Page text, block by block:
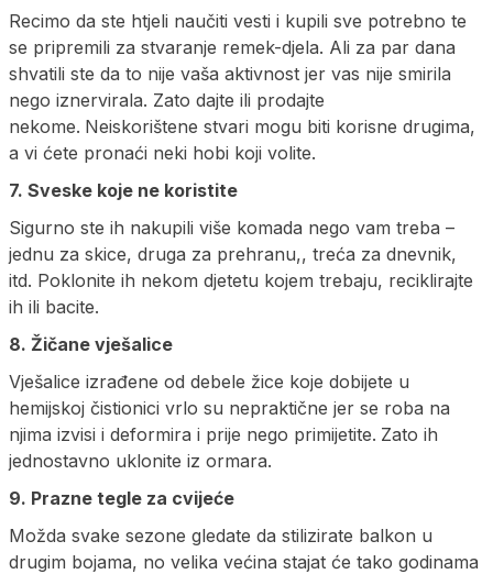
Recimo da ste htjeli naučiti vesti i kupili sve potrebno te
se pripremili za stvaranje remek-djela. Ali za par dana
shvatili ste da to nije vaša aktivnost jer vas nije smirila
nego iznervirala. Zato dajte ili prodajte
nekome. Neiskorištene stvari mogu biti korisne drugima,
a vi ćete pronaći neki hobi koji volite.
7. Sveske koje ne koristite
Sigurno ste ih nakupili više komada nego vam treba –
jednu za skice, druga za prehranu,, treća za dnevnik,
itd. Poklonite ih nekom djetetu kojem trebaju, reciklirajte
ih ili bacite.
8. Žičane vješalice
Vješalice izrađene od debele žice koje dobijete u
hemijskoj čistionici vrlo su nepraktične jer se roba na
njima izvisi i deformira i prije nego primijetite. Zato ih
jednostavno uklonite iz ormara.
9. Prazne tegle za cvijeće
Možda svake sezone gledate da stilizirate balkon u
drugim bojama, no velika većina stajat će tako godinama